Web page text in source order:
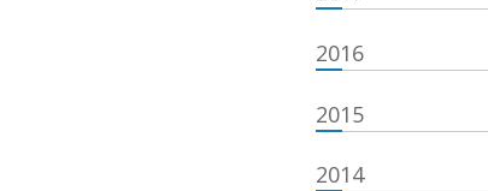
2016
2015
2014